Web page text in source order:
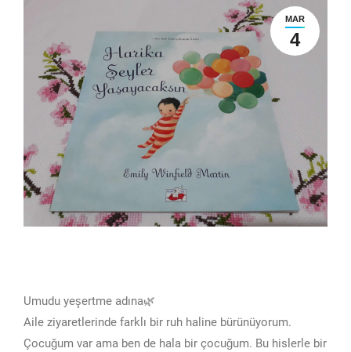
MAR
4
Umudu yeşertme adına🌿
Aile ziyaretlerinde farklı bir ruh haline bürünüyorum.
Çocuğum var ama ben de hala bir çocuğum. Bu hislerle bir